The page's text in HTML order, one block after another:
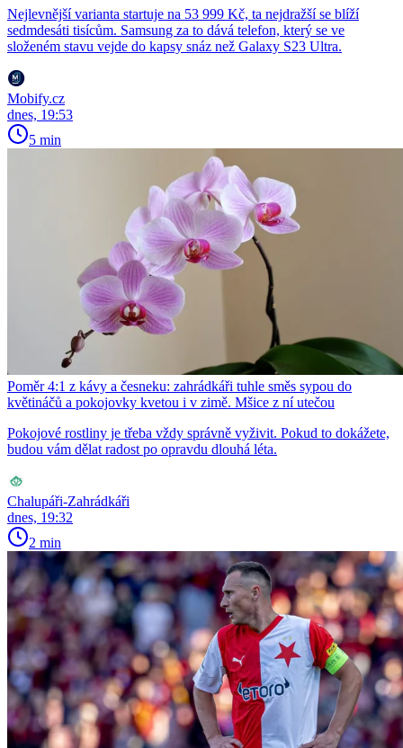
Nejlevnější varianta startuje na 53 999 Kč, ta nejdražší se blíží
sedmdesáti tisícům. Samsung za to dává telefon, který se ve
složeném stavu vejde do kapsy snáz než Galaxy S23 Ultra.
Mobify.cz
dnes, 19:53
5 min
Poměr 4:1 z kávy a česneku: zahrádkáři tuhle směs sypou do
květináčů a pokojovky kvetou i v zimě. Mšice z ní utečou
Pokojové rostliny je třeba vždy správně vyživit. Pokud to dokážete,
budou vám dělat radost po opravdu dlouhá léta.
Chalupáři-Zahrádkáři
dnes, 19:32
2 min